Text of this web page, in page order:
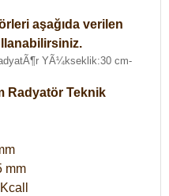
aşağıda verilen
Radyatör Teknik
mm